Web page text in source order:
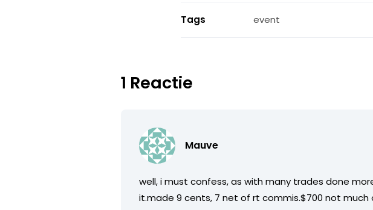
Tags event
1 Reactie
Mauve
well, i must confess, as with many trades done
it.made 9 cents, 7 net of rt commis.$700 not much